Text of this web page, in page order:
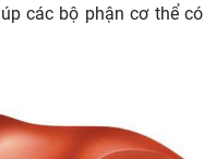
các bộ phận cơ thể có